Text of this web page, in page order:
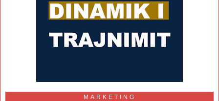
MARKETING